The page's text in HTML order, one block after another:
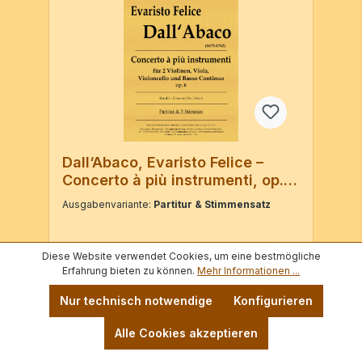
Dall‘Abaco, Evaristo Felice –
Concerto à più instrumenti, op. 6
– Concerto Nr. 1 bis 4
Ausgabenvariante: Partitur & Stimmensatz
Evaristo Felice Dall‘AbacoConcerto à più
instrumenti op. 6 (1850) – Concerto Nr. 1 bis
4für 2 Violinen, Viola, Violoncello und
Neuausgabe nach «Amsterdam – Spesa di
Michele Carlo Le Cene - No. 575» Partitur &
5 Stimmen / 136 Seiten Partitur / 57 Seiten
5 Stimmen / 80 Seiten Doubletten erhältlich!
Varianten ab7,00 €*
89,50 €*
Diese Website verwendet Cookies, um eine bestmögliche
Erfahrung bieten zu können. Mehr Informationen ...
Nur technisch notwendige Konfigurieren
Alle Cookies akzeptieren